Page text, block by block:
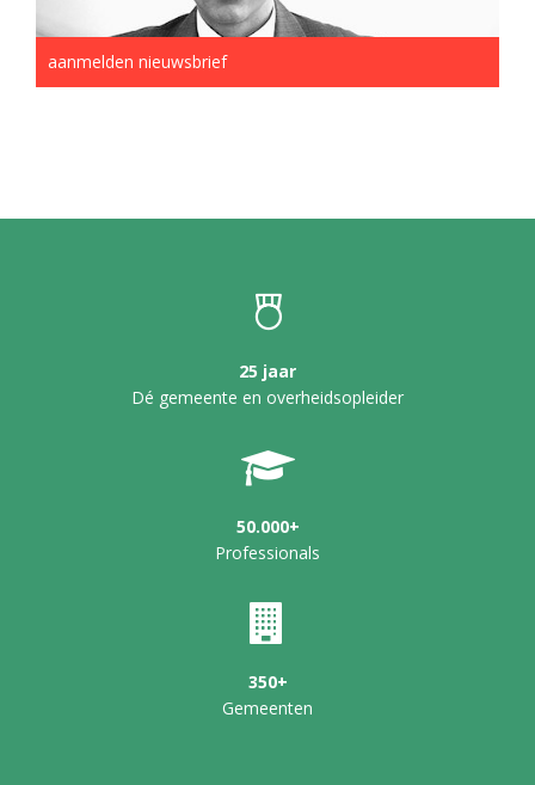
aanmelden nieuwsbrief
25 jaar
Dé gemeente en overheidsopleider
50.000+
Professionals
350+
Gemeenten